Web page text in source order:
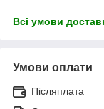
Всі умови
Умови оплати
Післяплата